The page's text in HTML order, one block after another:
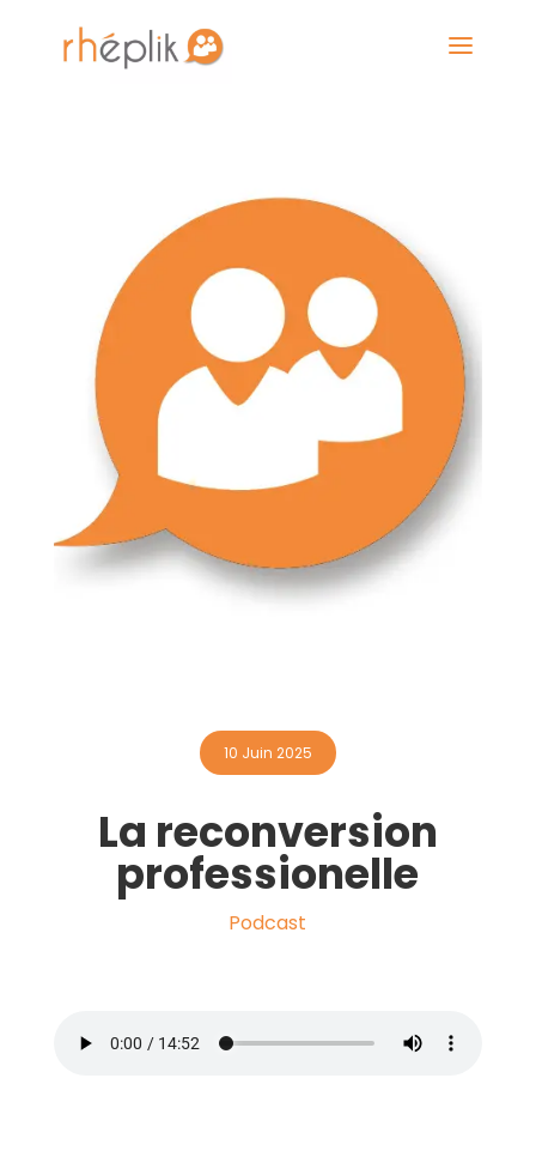
Contactez-nous
10 Juin 2025
La reconversion
professionelle
Podcast